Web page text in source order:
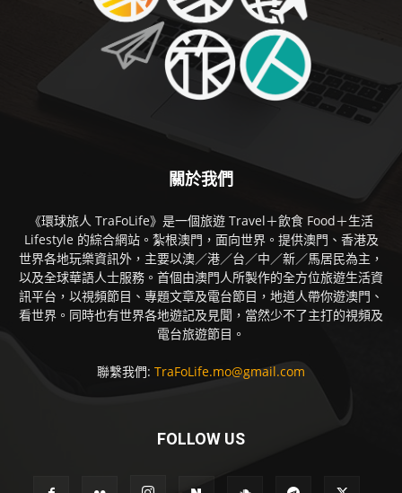
關於我們
《環球旅人 TraFoLife》是一個旅遊 Travel＋飲食 Food＋生活
Lifestyle 的綜合網站。紮根澳門，面向世界。提供澳門、香港及
世界各地玩樂資訊外，主要以澳／港／台／中／新／馬居民為主，
以及全球華語人士服務。首個由澳門人所製作的全方位旅遊生活資
訊平台，以視頻節目、專題文章及電台節目，地道人帶你遊澳門、
看世界。同時也有世界各地遊記及見聞，當然少不了主打的視頻及
電台旅遊節目。
聯繫我們: TraFoLife.mo@gmail.com
FOLLOW US